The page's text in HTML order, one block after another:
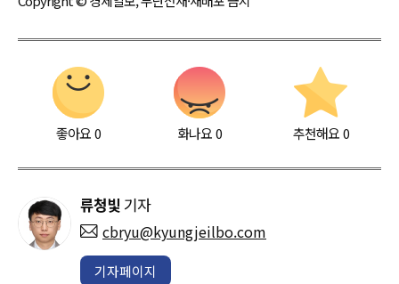
좋아요0 화나요0 추천해요 0
류청빛 기자
cbryu@kyungjeilbo.com
기자페이지